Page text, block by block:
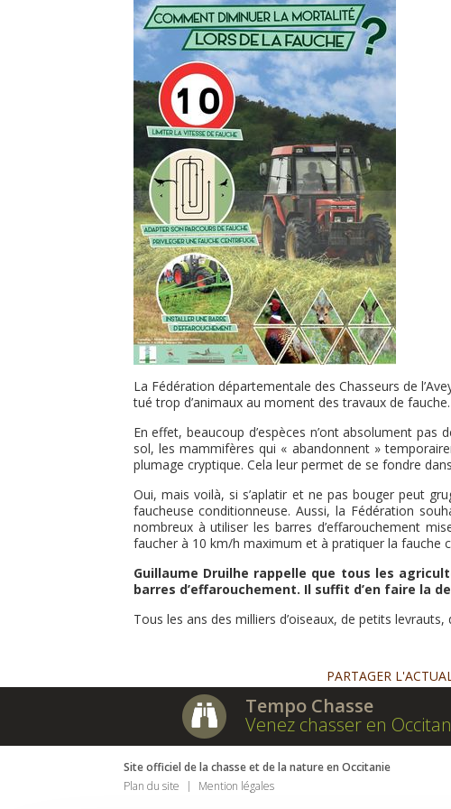
La Fédération départementale des Chasseurs de
tué trop d’animaux au moment des travaux de fauche.
En effet, beaucoup d’espèces n’ont absolument
sol, les mammifères qui « abandonnent »
plumage cryptique. Cela leur permet de se fondre
Oui, mais voilà, si s’aplatir et ne pas bouger peut
faucheuse conditionneuse. Aussi, la Fédération
nombreux à utiliser les barres d’effarouchement
faucher à 10 km/h maximum et à pratiquer la fauche
Guillaume Druilhe rappelle que tous les
barres d’effarouchement. Il suffit d’en faire la
Tous les ans des milliers d’oiseaux, de petits
PARTAGER
Tempo Chasse
Venez chasser en
Site officiel de la chasse et de la nature en Occitanie
Plan du site
Mention légales